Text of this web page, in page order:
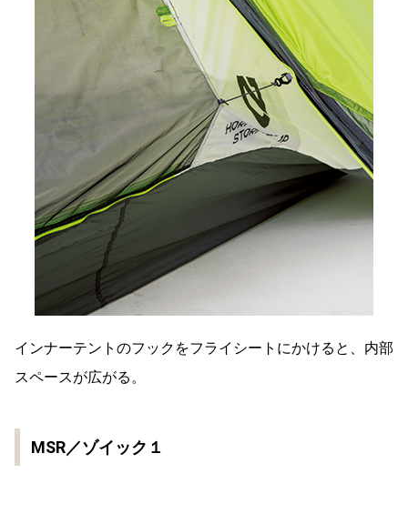
インナーテントのフックをフライシートにかけると、内部
スペースが広がる。
MSR／ゾイック１